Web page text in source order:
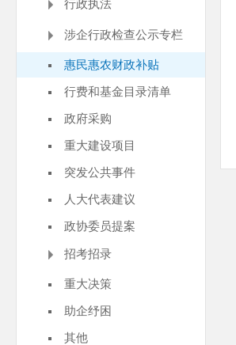
行政执法
涉企行政检查公示专栏
惠民惠农财政补贴
行费和基金目录清单
政府采购
重大建设项目
突发公共事件
人大代表建议
政协委员提案
招考招录
重大决策
助企纾困
其他